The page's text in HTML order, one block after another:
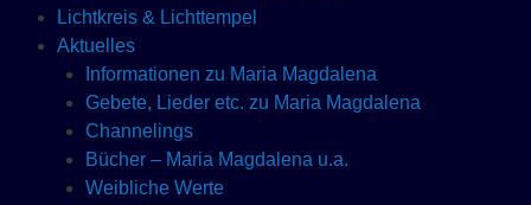
Lichtkreis & Lichttempel
Aktuelles
Informationen zu Maria Magdalena
Gebete, Lieder etc. zu Maria Magdalena
Channelings
Bücher – Maria Magdalena u.a.
Weibliche Werte